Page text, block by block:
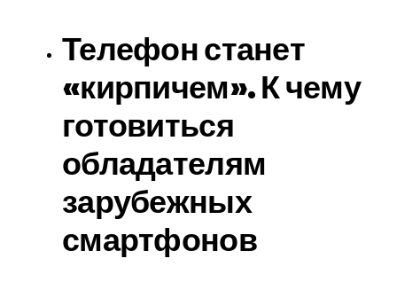
Телефон станет
«кирпичем». К чему
готовиться
обладателям
зарубежных
смартфонов